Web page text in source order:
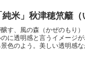
米」秋津穂笊籬（
す、風の森（かぜのもり）
に透明感と言うイメージ
色のよう。美しい透明感